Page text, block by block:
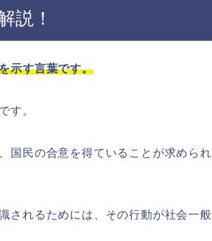
説！
示す言葉です。
す。
国民の合意を得ていることが求められ
されるためには、その行動が社会一般